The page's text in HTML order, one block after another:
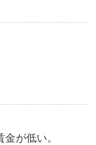
が低い。